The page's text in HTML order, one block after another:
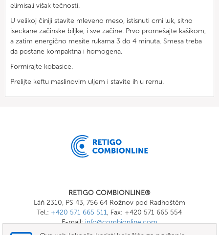
elimisali višak tečnosti.
U velikoj činiji stavite mleveno meso, istisnuti crni luk, sitno
iseckane začinske biljke, i sve začine. Prvo promešajte kašikom,
a zatim energično mesite rukama 3 do 4 minuta. Smesa treba
da postane kompaktna i homogena.
Formirajte kobasice.
Prelijte keftu maslinovim uljem i stavite ih u rernu.
RETIGO COMBIONLINE®
Láň 2310, PS 43, 756 64 Rožnov pod Radhoštěm
Tel.: +420 571 665 511, Fax: +420 571 665 554
E-mail:info@combionline.com